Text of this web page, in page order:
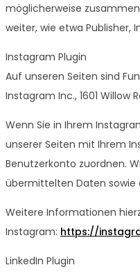
möglicherweise
weiter, wie etwa Publisher,
Instagram Plugin
Auf unseren Seiten sind
Instagram Inc., 1601 Willow
Wenn Sie in Ihrem
unserer Seiten mit Ihrem
Benutzerkonto zuordnen.
übermittelten Daten sowie
Weitere Informationen
Instagram: https://
LinkedIn Plugin